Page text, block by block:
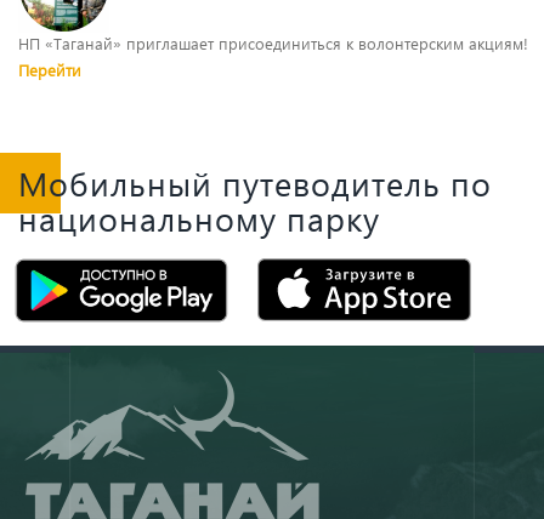
НП «Таганай» приглашает присоединиться к волонтерским акциям!
Перейти
Мобильный путеводитель по
национальному парку